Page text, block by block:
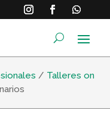
/ Talleres on